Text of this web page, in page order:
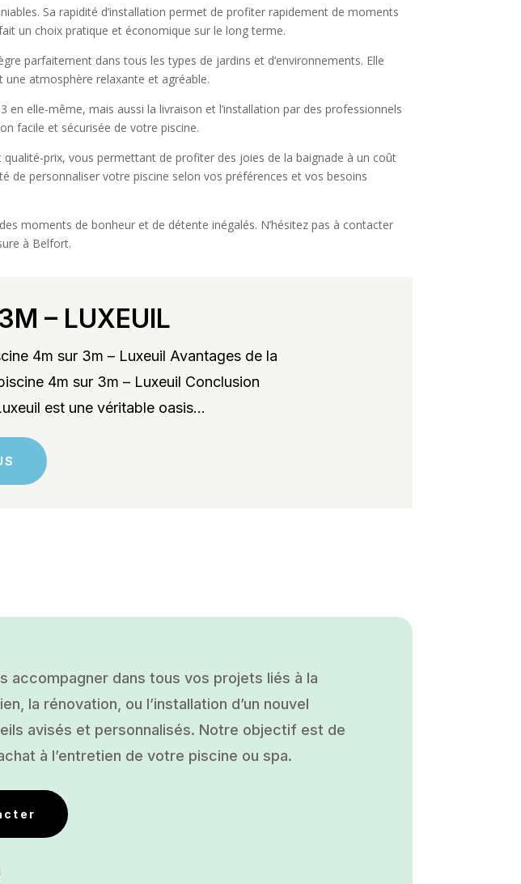
Sa rapidité d’installation permet de profiter rapidement de moments
un choix pratique et économique sur le long terme.
parfaitement dans tous les types de jardins et d’environnements. Elle
atmosphère relaxante et agréable.
elle-même, mais aussi la livraison et l’installation par des professionnels
facile et sécurisée de votre piscine.
prix, vous permettant de profiter des joies de la baignade à un coût
de personnaliser votre piscine selon vos préférences et vos besoins
moments de bonheur et de détente inégalés. N’hésitez pas à contacter
à Belfort.
– LUXEUIL
4m sur 3m – Luxeuil Avantages de la
4m sur 3m – Luxeuil Conclusion
est une véritable oasis...
accompagner dans tous vos projets liés à la
la rénovation, ou l’installation d’un nouvel
avisés et personnalisés. Notre objectif est de
à l’entretien de votre piscine ou spa.